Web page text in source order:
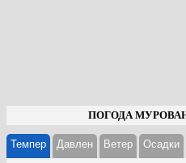
ПОГОДА
Темпер Давлен Ветер Осадки